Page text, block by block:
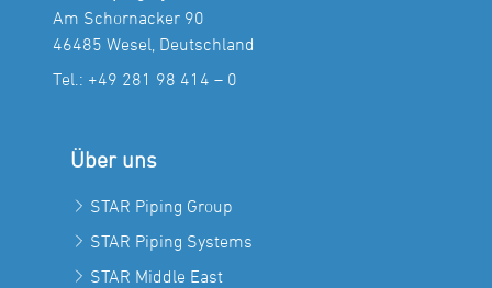
Am Schornacker 90
46485 Wesel, Deutschland
Tel.: +49 281 98 414 – 0
Über uns
STAR Piping Group
STAR Piping Systems
STAR Middle East